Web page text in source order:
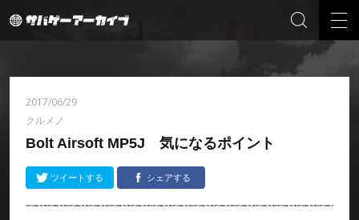
2017/06/29
クルメノ
Bolt Airsoft MP5J 気になるポイント
ツイートする シェアする